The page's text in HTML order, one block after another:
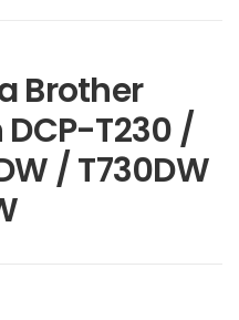
Brother
DCP-T230 /
/ T730DW